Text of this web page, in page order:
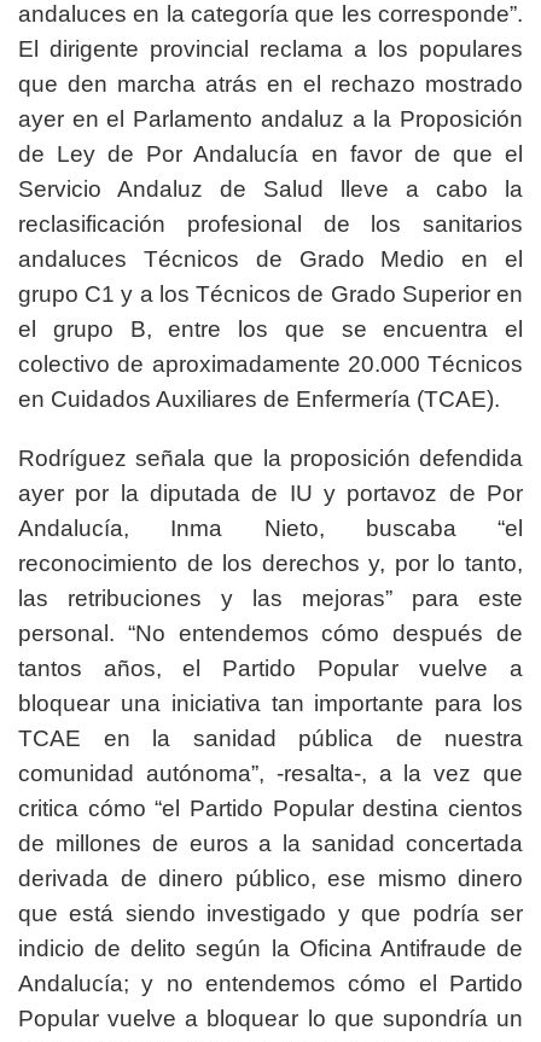
andaluces en la categoría que les corresponde”.
El dirigente provincial reclama a los populares
que den marcha atrás en el rechazo mostrado
ayer en el Parlamento andaluz a la Proposición
de Ley de Por Andalucía en favor de que el
Servicio Andaluz de Salud lleve a cabo la
reclasificación profesional de los sanitarios
andaluces Técnicos de Grado Medio en el
grupo C1 y a los Técnicos de Grado Superior en
el grupo B, entre los que se encuentra el
colectivo de aproximadamente 20.000 Técnicos
en Cuidados Auxiliares de Enfermería (TCAE).
Rodríguez señala que la proposición defendida
ayer por la diputada de IU y portavoz de Por
Andalucía, Inma Nieto, buscaba “el
reconocimiento de los derechos y, por lo tanto,
las retribuciones y las mejoras” para este
personal. “No entendemos cómo después de
tantos años, el Partido Popular vuelve a
bloquear una iniciativa tan importante para los
TCAE en la sanidad pública de nuestra
comunidad autónoma”, -resalta-, a la vez que
critica cómo “el Partido Popular destina cientos
de millones de euros a la sanidad concertada
derivada de dinero público, ese mismo dinero
que está siendo investigado y que podría ser
indicio de delito según la Oficina Antifraude de
Andalucía; y no entendemos cómo el Partido
Popular vuelve a bloquear lo que supondría un